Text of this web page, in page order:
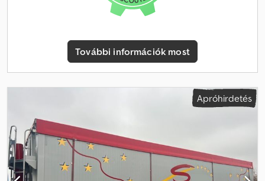
Szállítóképesség: 23820 kg Megengedett össztömeg: 30000 kg
További információk most
Apróhirdetés